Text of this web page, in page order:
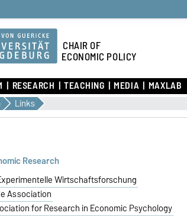
CHAIR OF
ECONOMIC POLICY
RESEARCH TEACHING MEDIA MAXLAB
Links
Research
Wirtschaftsforschung
Association
for Research in Economic Psychology